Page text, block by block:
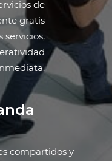
de
gratis
servicios,
compartidos y